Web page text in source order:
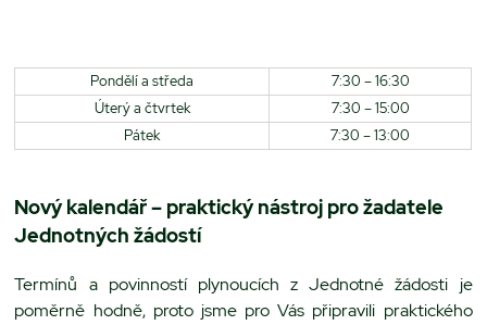
Pondělí a středa
7:30 – 16:30
Úterý a čtvrtek
7:30 – 15:00
Pátek
7:30 – 13:00
Nový kalendář – praktický nástroj pro žadatele
Jednotných žádostí
Termínů a povinností plynoucích z Jednotné žádosti je
poměrně hodně, proto jsme pro Vás připravili praktického